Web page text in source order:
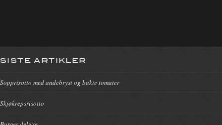
SISTE ARTIKLER
Sopprisotto med andebryst og bakte tomater
Skjøkrepsrisotto